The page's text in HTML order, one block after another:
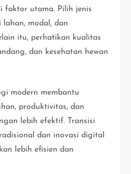
faktor utama. Pilih jenis
lahan, modal, dan
itu, perhatikan kualitas
dan kesehatan hewan
modern membantu
produktivitas, dan
lebih efektif. Transisi
dan inovasi digital
lebih efisien dan